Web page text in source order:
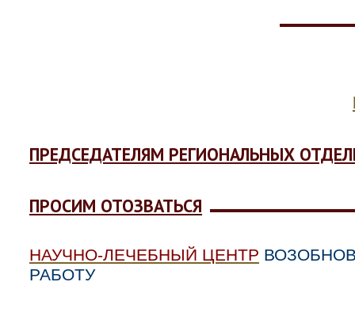
ПРЕДСЕДАТЕЛЯМ РЕГИОНАЛЬНЫХ
ПРОСИМ ОТОЗВАТЬСЯ
НАУЧНО-ЛЕЧЕБНЫЙ ЦЕНТР
РАБОТУ